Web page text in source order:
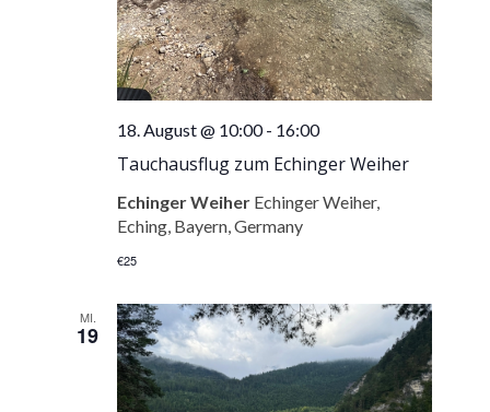
Tauchausflug zum Echinger Weiher
18. August @ 10:00- 16:00
Echinger Weiher Echinger Weiher,
Eching, Bayern, Germany
€25
MI.
19